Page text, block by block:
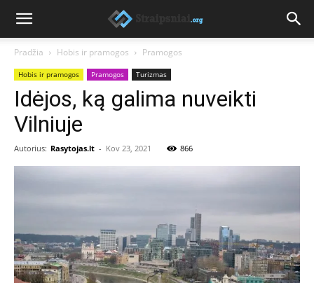
Pradžia Hobis ir pramogos Pramogos
Hobis ir pramogos Pramogos Turizmas
Idėjos, ką galima nuveikti
Vilniuje
Autorius: Rasytojas.lt - Kov 23, 2021 866